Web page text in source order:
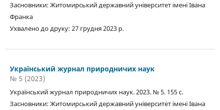
Засновники: Житомирський державний університет імені Івана
Франка
Ухвалено до друку: 27 грудня 2023 р.
Український журнал природничих наук
№ 5 (2023)
Український журнал природничих наук. 2023. № 5. 155 с.
Засновники: Житомирський державний університет імені Івана